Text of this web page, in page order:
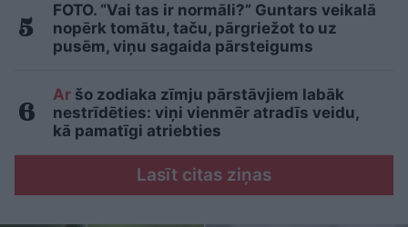
FOTO. “Vai tas ir normāli?” Guntars veikalā
nopērk tomātu, taču, pārgriežot to uz
pusēm, viņu sagaida pārsteigums
Ar šo zodiaka zīmju pārstāvjiem labāk
nestrīdēties: viņi vienmēr atradīs veidu,
kā pamatīgi atriebties
Lasīt citas ziņas